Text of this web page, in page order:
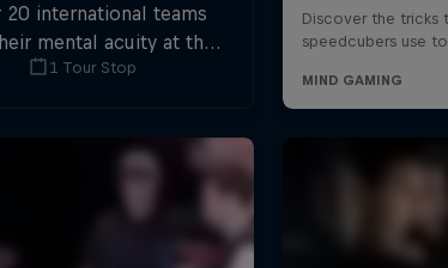
20 international teams
mental acuity at the
Escape Room World
1 Tour Stop